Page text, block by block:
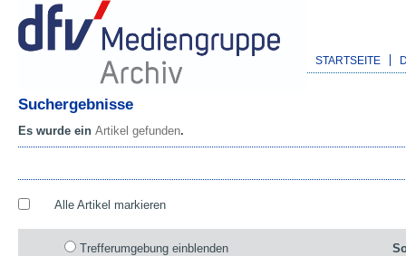
STARTSEITE
Suchergebnisse
Es wurde ein Artikel gefunden.
Alle Artikel markieren
Trefferumgebung einblenden